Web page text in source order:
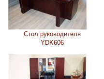
Стол руководителя
YDK606